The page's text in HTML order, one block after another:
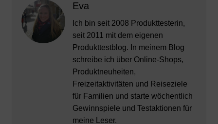
Eva
Ich bin seit 2008 Produkttesterin,
seit 2011 mit dem eigenen
Produkttestblog. In meinem Blog
schreibe ich über Online-Shops,
Produktneuheiten,
Freizeitaktivitäten und Reiseziele
für Familien und starte wöchentlich
Gewinnspiele und Testaktionen für
meine Leser.